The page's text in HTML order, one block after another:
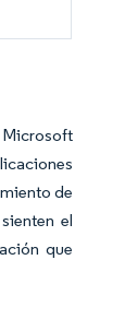
Microsoft
de
el
que